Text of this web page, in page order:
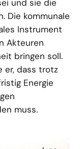
und sie die
Die kommunale
Instrument
Akteuren
bringen soll.
er, dass trotz
Energie
muss.